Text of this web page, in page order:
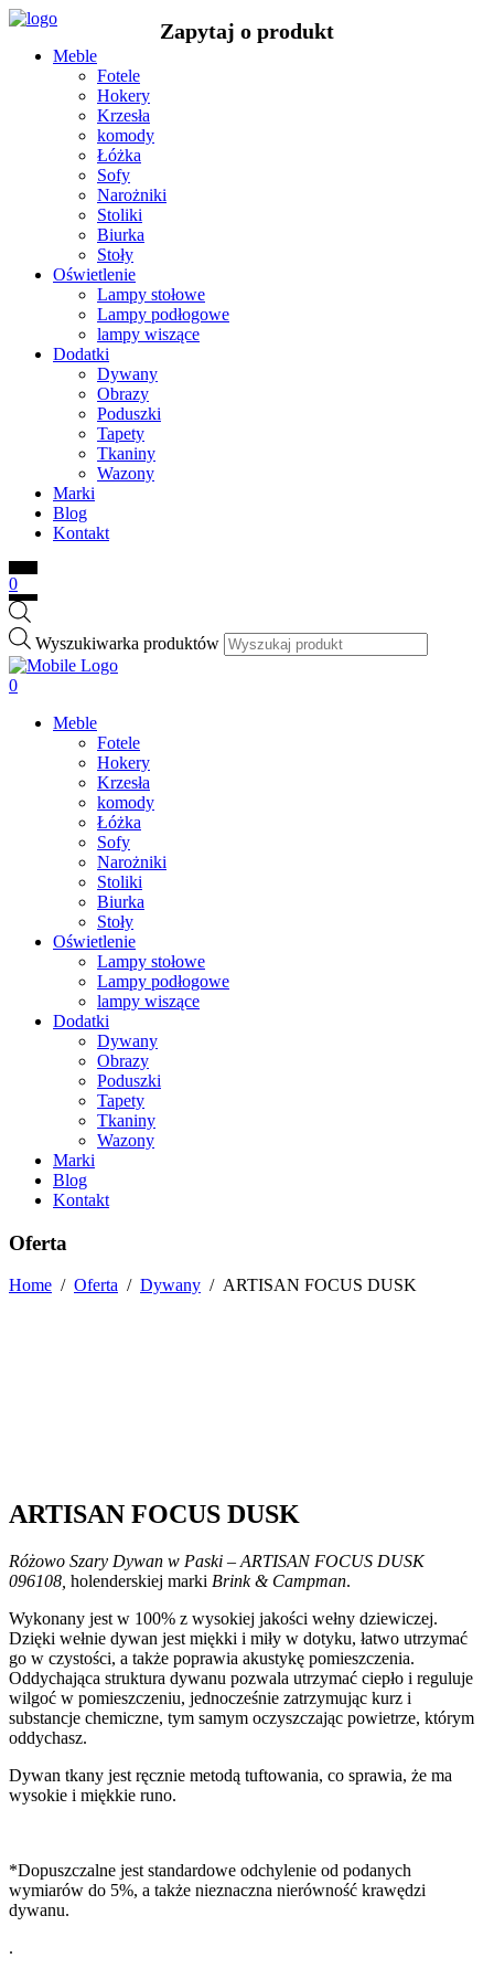
Meble
Fotele
Hokery
Krzesła
komody
Łóżka
Sofy
Narożniki
Stoliki
Biurka
Stoły
Oświetlenie
Lampy stołowe
Lampy podłogowe
lampy wiszące
Dodatki
Dywany
Obrazy
Poduszki
Tapety
Tkaniny
Wazony
Marki
Blog
Kontakt
0
Wyszukiwarka produktów
0
Meble
Fotele
Hokery
Krzesła
komody
Łóżka
Sofy
Narożniki
Stoliki
Biurka
Stoły
Oświetlenie
Lampy stołowe
Lampy podłogowe
lampy wiszące
Dodatki
Dywany
Obrazy
Poduszki
Tapety
Tkaniny
Wazony
Marki
Blog
Kontakt
Oferta
Home / Oferta / Dywany / ARTISAN FOCUS DUSK
ARTISAN FOCUS DUSK
Różowo Szary Dywan w Paski – ARTISAN FOCUS DUSK
096108, holenderskiej marki Brink & Campman.
Wykonany jest w 100% z wysokiej jakości wełny dziewiczej.
Dzięki wełnie dywan jest miękki i miły w dotyku, łatwo utrzymać
go w czystości, a także poprawia akustykę pomieszczenia.
Oddychająca struktura dywanu pozwala utrzymać ciepło i reguluje
wilgoć w pomieszczeniu, jednocześnie zatrzymując kurz i
substancje chemiczne, tym samym oczyszczając powietrze, którym
oddychasz.
Dywan tkany jest ręcznie metodą tuftowania, co sprawia, że ma
wysokie i miękkie runo.
*Dopuszczalne jest standardowe odchylenie od podanych
wymiarów do 5%, a także nieznaczna nierówność krawędzi
dywanu.
.